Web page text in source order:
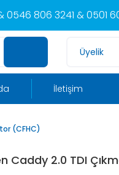
0546 806 3241 & 0501
Üyelik
İletişim
(CFHC)
Caddy 2.0 TDI